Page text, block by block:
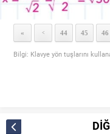
« < 44 45 46
Bilgi: Klavye yön tuşlarını